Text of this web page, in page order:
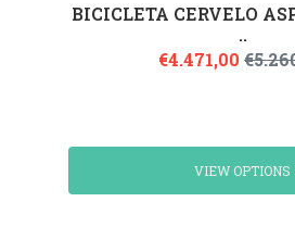
BICICLETA CERVELO
..
€4.471,00
VIEW OPTIONS